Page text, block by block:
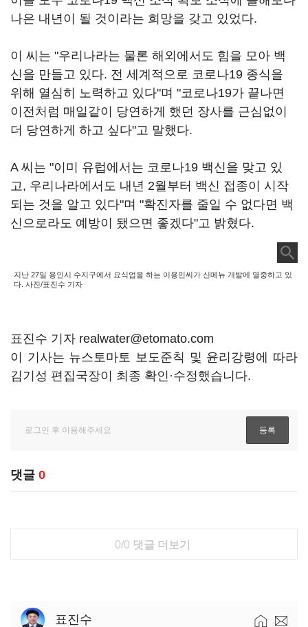
나은 내년이 될 것이라는 희망을 갖고 있었다.
이 씨는 "우리나라는 물론 해외에서도 힘을 모아 백
신을 만들고 있다. 전 세계적으로 코로나19 종식을
위해 열심히 노력하고 있다"며 "코로나19가 끝나면
이전처럼 매일같이 당연하게 했던 장사를 근심없이
더 당연하게 하고 싶다"고 말했다.
A 씨는 "이미 유럽에서는 코로나19 백신을 맞고 있
고, 우리나라에서도 내년 2월부터 백신 접종이 시작
되는 것을 알고 있다"며 "확진자를 줄일 수 없다면 백
신으로라도 예방이 됐으면 좋겠다"고 밝혔다.
지난 27일 용인시 수지구에서 요식업을 하는 이용민씨가 신메뉴 개발에 열중하고 있
다. 사진/표진수 기자
표진수 기자 realwater@etomato.com
이 기사는 뉴스토마토 보도준칙 및 윤리강령에 따라
김기성 편집국장이 최종 확인·수정했습니다.
댓글 0
0/0 댓글 더보기
표진수